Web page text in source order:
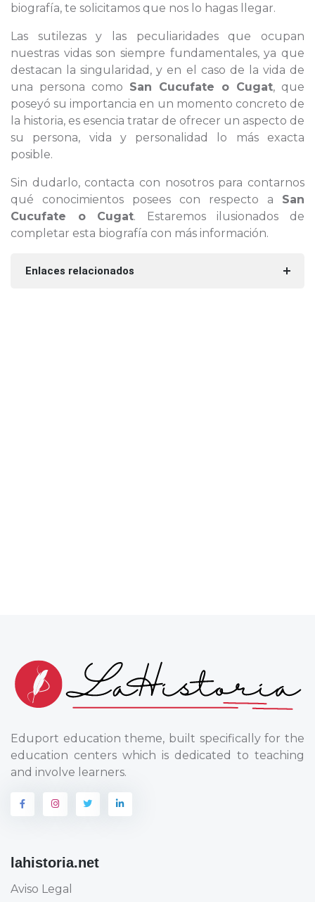
biografía, te solicitamos que nos lo hagas llegar.
Las sutilezas y las peculiaridades que ocupan
nuestras vidas son siempre fundamentales, ya que
destacan la singularidad, y en el caso de la vida de
una persona como San Cucufate o Cugat, que
poseyó su importancia en un momento concreto de
la historia, es esencia tratar de ofrecer un aspecto de
su persona, vida y personalidad lo más exacta
posible.
Sin dudarlo, contacta con nosotros para contarnos
qué conocimientos posees con respecto a San
Cucufate o Cugat. Estaremos ilusionados de
completar esta biografía con más información.
Enlaces relacionados
Eduport education theme, built specifically for the
education centers which is dedicated to teaching
and involve learners.
lahistoria.net
Aviso Legal